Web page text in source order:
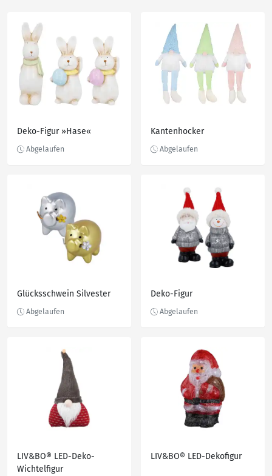
Deko-Figur »Hase« Kantenhocker
Glücksschwein Silvester Deko-Figur
LIV&BO® LED-Deko-
Wichtelfigur
LIV&BO® LED-Dekofigur